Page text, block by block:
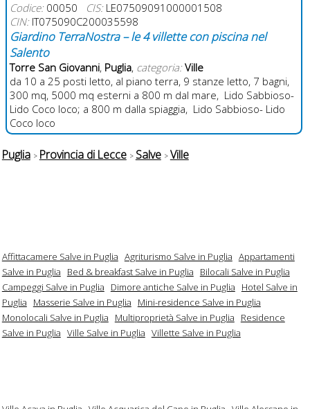
Codice:00050 CIS:LE07509091000001508
CIN:IT075090C200035598
Giardino TerraNostra – le 4 villette con piscina nel
Salento
Torre San Giovanni, Puglia, categoria: Ville
da 10 a 25 posti letto, al piano terra, 9 stanze letto, 7 bagni,
300 mq, 5000 mq esterni a 800 m dal mare, Lido Sabbioso-
Lido Coco loco; a 800 m dalla spiaggia, Lido Sabbioso- Lido
Coco loco
Puglia Provincia di Lecce Salve Ville
Affittacamere Salve in Puglia Agriturismo Salve in Puglia Appartamenti
Salve in Puglia
Bed & breakfast Salve in Puglia
Bilocali Salve in Puglia
Campeggi Salve in Puglia
Dimore antiche Salve in Puglia
Hotel Salve in
Puglia
Masserie Salve in Puglia
Mini-residence Salve in Puglia
Monolocali Salve in Puglia
Multiproprietà Salve in Puglia
Residence
Salve in Puglia Ville Salve in Puglia Villette Salve in Puglia